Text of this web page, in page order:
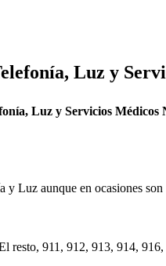
Luz y
Luz y Servicios Médicos
Luz aunque en ocasiones
resto, 911, 912, 913, 914,